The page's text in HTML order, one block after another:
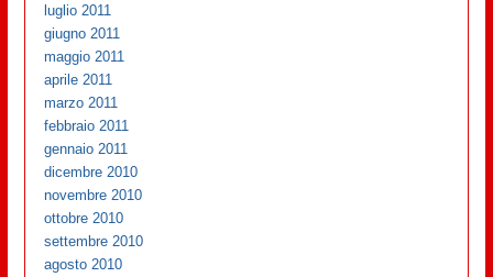
luglio 2011
giugno 2011
maggio 2011
aprile 2011
marzo 2011
febbraio 2011
gennaio 2011
dicembre 2010
novembre 2010
ottobre 2010
settembre 2010
agosto 2010